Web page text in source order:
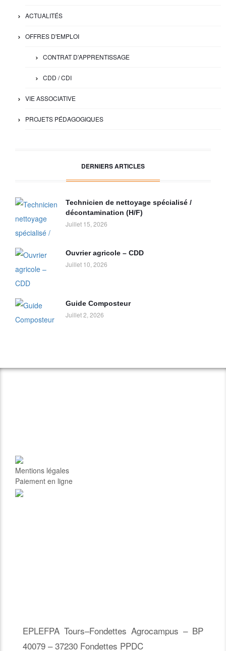
ACTUALITÉS
OFFRES D'EMPLOI
CONTRAT D'APPRENTISSAGE
CDD / CDI
VIE ASSOCIATIVE
PROJETS PÉDAGOGIQUES
DERNIERS ARTICLES
Technicien de nettoyage spécialisé /
décontamination (H/F)
Juillet 15, 2026
Ouvrier agricole – CDD
Juillet 10, 2026
Guide Composteur
Juillet 2, 2026
Mentions légales
Paiement en ligne
EPLEFPA Tours–Fondettes Agrocampus – BP
40079 – 37230 Fondettes PPDC